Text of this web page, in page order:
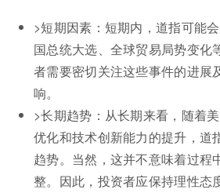
>短期因素：短期内，道指可能
国总统大选、全球贸易局势变化
者需要密切关注这些事件的进展
响。
>长期趋势：从长期来看，随着
优化和技术创新能力的提升，道
趋势。当然，这并不意味着过程
整。因此，投资者应保持理性态